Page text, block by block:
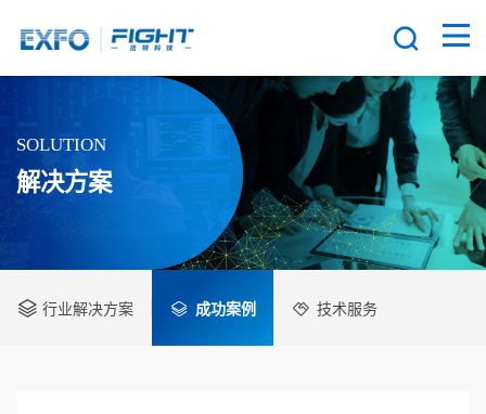
SOLUTION
解决方案
行业解决方案 成功案例 技术服务